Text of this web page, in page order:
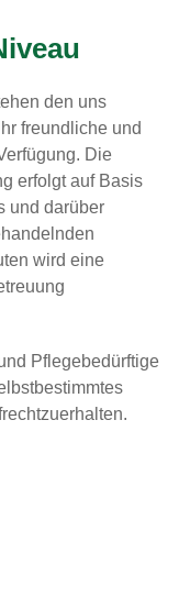
den uns
freundliche und
Die
erfolgt auf Basis
und darüber
wird eine
Pflegebedürftige